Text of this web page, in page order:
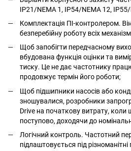
IP21/NEMA 1, IP54/NEMA 12,
Комплектація ПІ-контролером.
безперебійну роботу всіх
Щоб запобігти передчасному
вбудована функція оцінки та
тиску. Це не дає частотнику
продовжує термін його роботи;
Щоб підшипники насосів або
зношувалися, розробники
Drive на початкову витрату, коли
поступово, доходячи до
Логічний контроль. Частотний
підлаштовується під